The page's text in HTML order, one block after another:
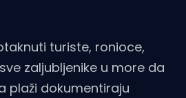
turiste, ronioce,
zaljubljenike u more da
plaži dokumentiraju